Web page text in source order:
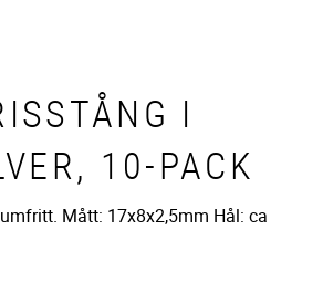
I
10-PACK
Mått: 17x8x2,5mm Hål: ca